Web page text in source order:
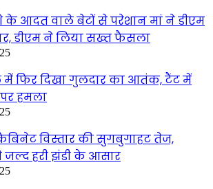
के आदत वाले बेटों से परेशान मां ने डीएम
डीएम ने लिया सख्त फैसला
में फिर दिखा गुलदार का आतंक, टैंट में
हमला
विस्तार की सुगबुगाहट तेज,
हरी झंडी के आसार